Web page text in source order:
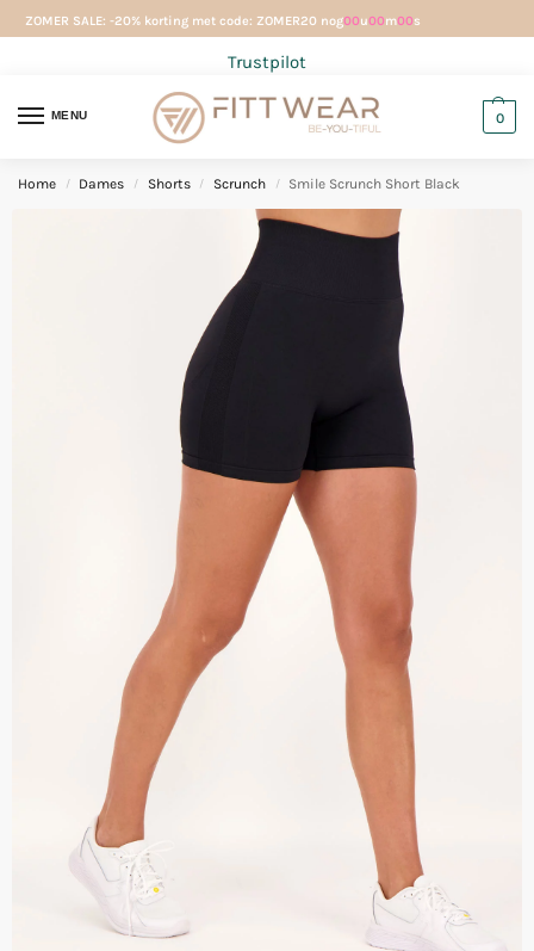
ZOMER SALE: -20% korting met code: ZOMER20 nog00u00m00s
Trustpilot
MENU 0
Home / Dames / Shorts / Scrunch / Smile Scrunch Short Black